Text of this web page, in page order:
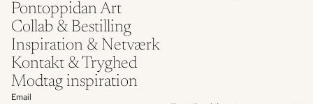
Pontoppidan Art
Collab & Bestilling
Inspiration & Netværk
Kontakt & Tryghed
Modtag inspiration
Email
Refund policy
Privacy policy
Terms of service